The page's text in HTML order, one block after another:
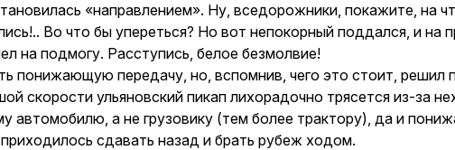
«направлением». Ну, вседорожники, покажите, на
Во что бы упереться? Но вот непокорный поддался, и на
на подмогу. Расступись, белое безмолвие!
понижающую передачу, но, вспомнив, чего это стоит, решил
скорости ульяновский пикап лихорадочно трясется из-за
автомобилю, а не грузовику (тем более трактору), да и
сдавать назад и брать рубеж ходом.